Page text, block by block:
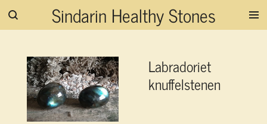
Ga
hoofdinhoud
Sindarin Healthy Stones
Labradoriet
knuffelstenen